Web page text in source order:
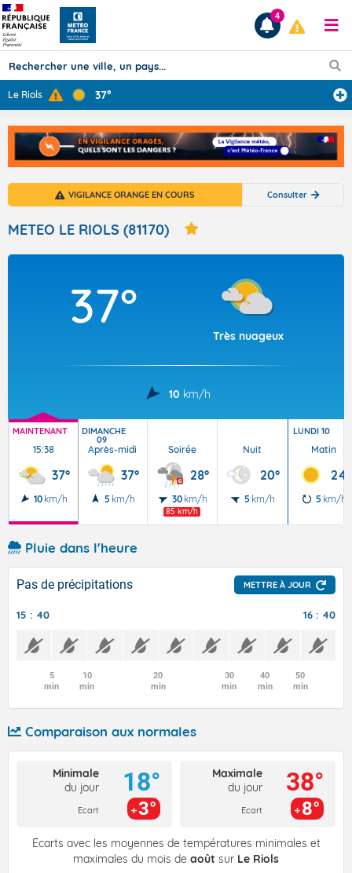
Prévisions
TOUS LES RÉSULTATS
Articles
4
Le Riols 37°
VIGILANCE ORANGE EN COURS Consulter
METEO LE RIOLS (81170)
37°
Très nuageux
10 km/h
MAINTENANT
15:38
37°
10 km/h
DIMANCHE
09
Après-midi
37°
5 km/h
Soirée
28°
30 km/h
85 km/h
Nuit
20°
5 km/h
LUNDI 10
Matin
24°
5 km/h
Pluie dans l'heure
Pas de précipitations METTRE À JOUR
15 : 40 16 : 40
5
min
10
min
20
min
30
min
40
min
50
min
Comparaison aux normales
Minimale
du jour
Ecart
18°
3°
Maximale
du jour
Ecart
38°
8°
Écarts avec les moyennes de températures minimales et
maximales du mois de août sur Le Riols